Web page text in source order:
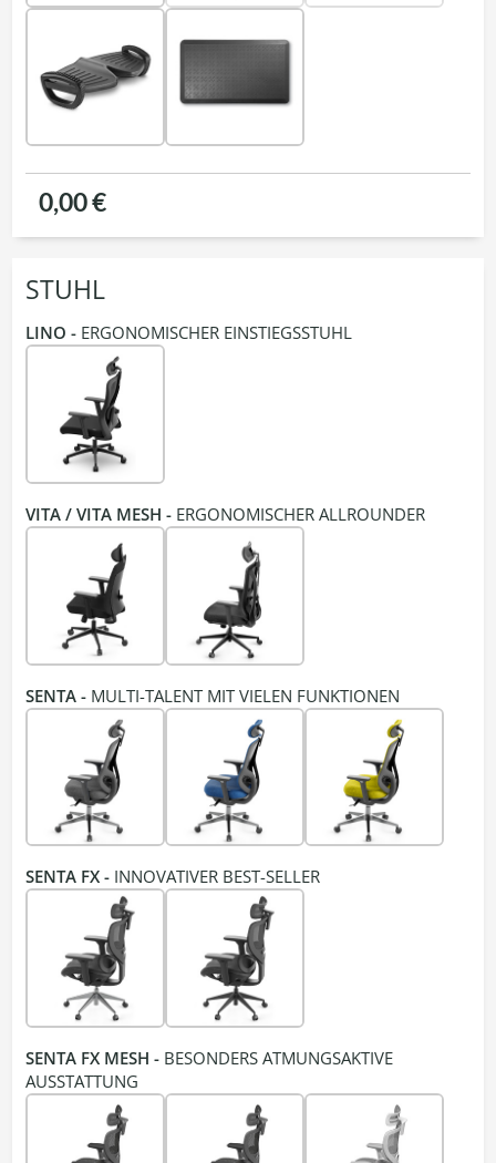
0,00 €
STUHL
LINO - ERGONOMISCHER EINSTIEGSSTUHL
VITA / VITA MESH - ERGONOMISCHER ALLROUNDER
SENTA - MULTI-TALENT MIT VIELEN FUNKTIONEN
SENTA FX - INNOVATIVER BEST-SELLER
SENTA FX MESH - BESONDERS ATMUNGSAKTIVE
AUSSTATTUNG